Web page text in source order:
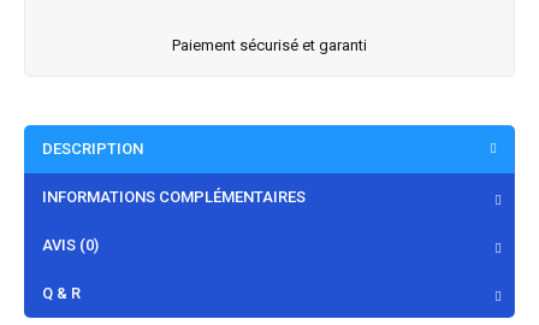
Paiement sécurisé et garanti
DESCRIPTION
INFORMATIONS COMPLÉMENTAIRES
AVIS (0)
Q & R